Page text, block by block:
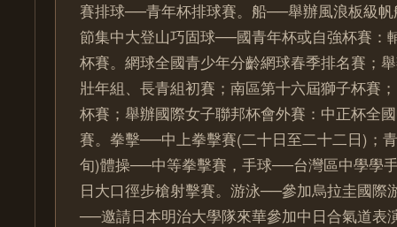
賽排球──青年杯排球賽。船──舉辦風浪板級
節集中大登山巧固球──國青年杯或自強杯賽：
杯賽。網球全國青少年分齡網球春季排名賽；
壯年組、長青組初賽；南區第十六屆獅子杯賽
杯賽；舉辦國際女子聯邦杯會外賽：中正杯全
賽。拳擊──中上拳擊賽(二十日至二十二日)；
旬)體操──中等拳擊賽，手球──台灣區中學學
日大口徑步槍射擊賽。游泳──參加烏拉圭國際
──邀請日本明治大學隊來華參加中日合氣道表